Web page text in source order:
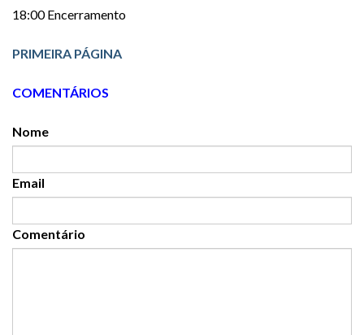
18:00 Encerramento
PRIMEIRA PÁGINA
COMENTÁRIOS
Nome
Email
Comentário